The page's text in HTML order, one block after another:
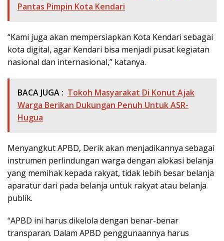
Pantas Pimpin Kota Kendari
“Kami juga akan mempersiapkan Kota Kendari sebagai
kota digital, agar Kendari bisa menjadi pusat kegiatan
nasional dan internasional,” katanya.
BACA JUGA : Tokoh Masyarakat Di Konut Ajak
Warga Berikan Dukungan Penuh Untuk ASR-
Hugua
Menyangkut APBD, Derik akan menjadikannya sebagai
instrumen perlindungan warga dengan alokasi belanja
yang memihak kepada rakyat, tidak lebih besar belanja
aparatur dari pada belanja untuk rakyat atau belanja
publik.
“APBD ini harus dikelola dengan benar-benar
transparan. Dalam APBD penggunaannya harus